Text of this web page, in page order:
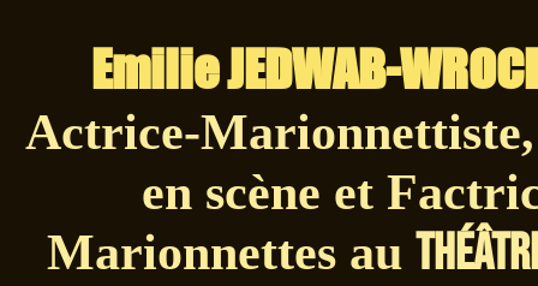
Emilie JEDWAB-
Actrice-
en scène et
Marionnettes au